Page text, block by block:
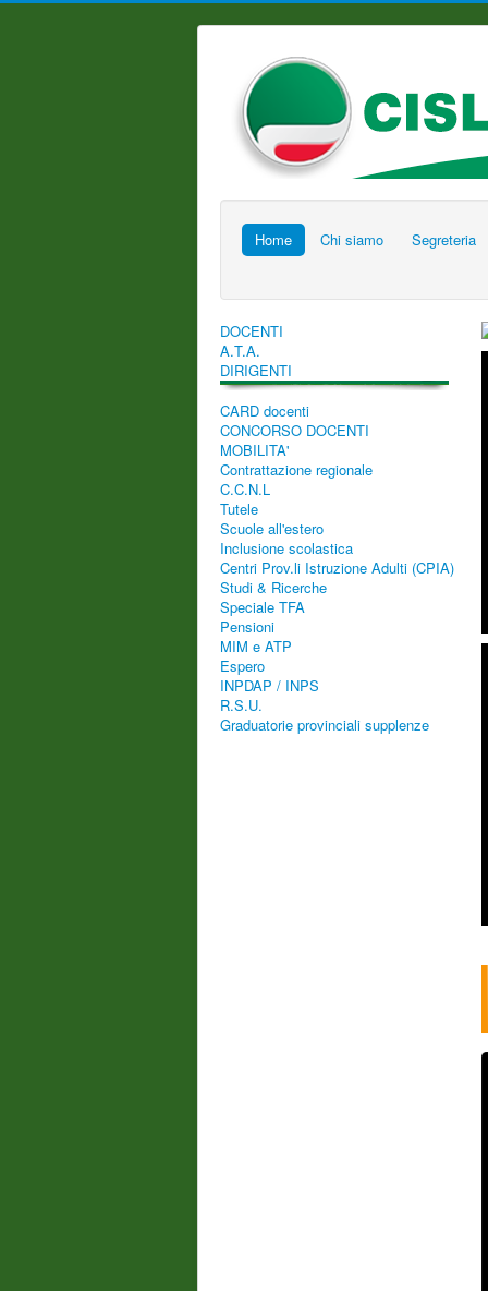
Home Chi siamo Segreteria
DOCENTI
A.T.A.
DIRIGENTI
CARD docenti
CONCORSO DOCENTI
MOBILITA'
Contrattazione regionale
C.C.N.L
Tutele
Scuole all'estero
Inclusione scolastica
Centri Prov.li Istruzione Adulti (CPIA)
Studi & Ricerche
Speciale TFA
Pensioni
MIM e ATP
Espero
INPDAP / INPS
R.S.U.
Graduatorie provinciali supplenze